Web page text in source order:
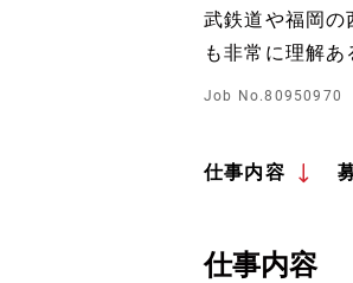
武鉄道や福岡の
も非常に理解あ
Job No.80950970
仕事内容
仕事内容